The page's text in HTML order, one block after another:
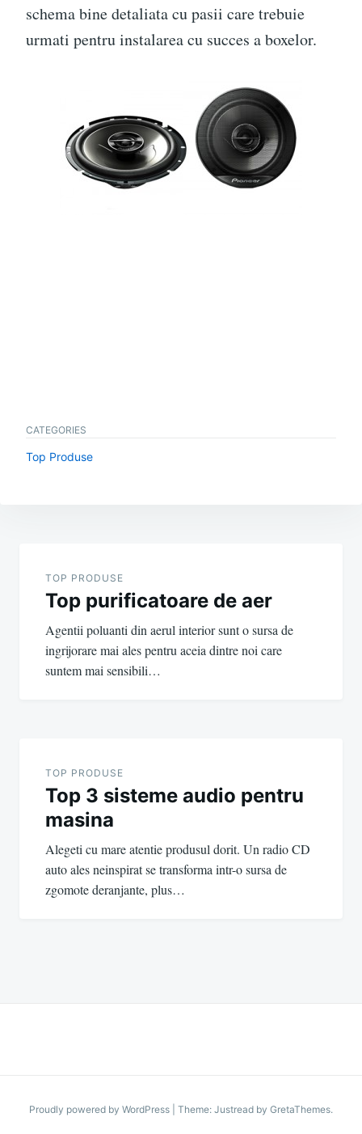
schema bine detaliata cu pasii care trebuie
urmati pentru instalarea cu succes a boxelor.
CATEGORIES
Top Produse
navigation
TOP PRODUSE
Top purificatoare de aer
Agentii poluanti din aerul interior sunt o sursa de
ingrijorare mai ales pentru aceia dintre noi care
suntem mai sensibili…
TOP PRODUSE
Top 3 sisteme audio pentru
masina
Alegeti cu mare atentie produsul dorit. Un radio CD
auto ales neinspirat se transforma intr-o sursa de
zgomote deranjante, plus…
Proudly powered by WordPress Theme: Justread by GretaThemes.